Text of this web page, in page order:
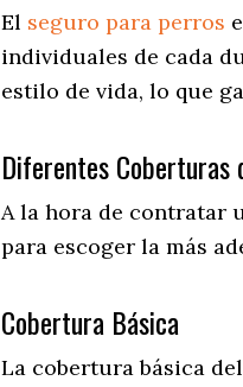
El seguro para perros
individuales de cada
estilo de vida, lo que
Diferentes Coberturas
A la hora de contratar
para escoger la más
Cobertura Básica
La cobertura básica del